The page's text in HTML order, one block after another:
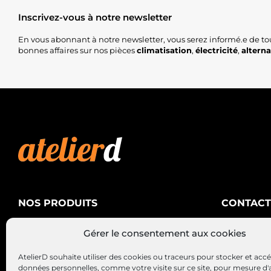
Gérer le consentement aux cookies
AtelierD souhaite utiliser des cookies ou traceurs pour stocker et
données personnelles, comme votre visite sur ce site, pour mesure
Inscrivez-vous à notre newsletter
En vous abonnant à notre newsletter, vous serez informé.e de
bonnes affaires sur nos piècesclimatisation, électricité,
NOS PRODUITS
Alternateurs – Démarreurs
CONTACT
AtelierD
88200
03 29 22 34